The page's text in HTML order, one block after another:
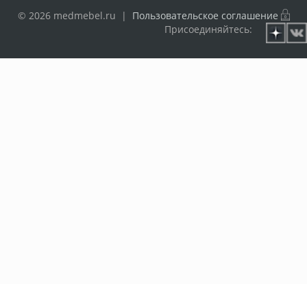
© 2026 medmebel.ru | Пользовательское соглашение
Присоединяйтесь: